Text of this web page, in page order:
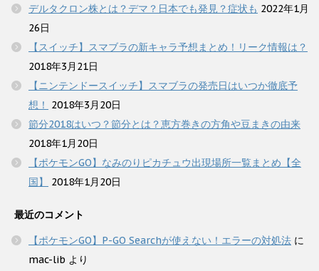
デルタクロン株とは？デマ？日本でも発見？症状も 2022年1月
26日
【スイッチ】スマブラの新キャラ予想まとめ！リーク情報は？
2018年3月21日
【ニンテンドースイッチ】スマブラの発売日はいつか徹底予
想！
2018年3月20日
節分2018はいつ？節分とは？恵方巻きの方角や豆まきの由来
2018年1月20日
【ポケモンGO】なみのりピカチュウ出現場所一覧まとめ【全
国】
2018年1月20日
最近のコメント
【ポケモンGO】P-GO Searchが使えない！エラーの対処法 に
mac-lib より